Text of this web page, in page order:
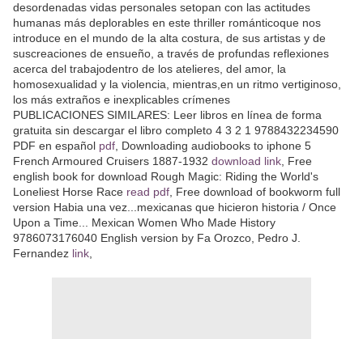
desordenadas vidas personales setopan con las actitudes
humanas más deplorables en este thriller románticoque nos
introduce en el mundo de la alta costura, de sus artistas y de
suscreaciones de ensueño, a través de profundas reflexiones
acerca del trabajodentro de los atelieres, del amor, la
homosexualidad y la violencia, mientras,en un ritmo vertiginoso,
los más extraños e inexplicables crímenes
PUBLICACIONES SIMILARES: Leer libros en línea de forma
gratuita sin descargar el libro completo 4 3 2 1 9788432234590
PDF en español pdf, Downloading audiobooks to iphone 5
French Armoured Cruisers 1887-1932 download link, Free
english book for download Rough Magic: Riding the World's
Loneliest Horse Race read pdf, Free download of bookworm full
version Habia una vez...mexicanas que hicieron historia / Once
Upon a Time... Mexican Women Who Made History
9786073176040 English version by Fa Orozco, Pedro J.
Fernandez link,